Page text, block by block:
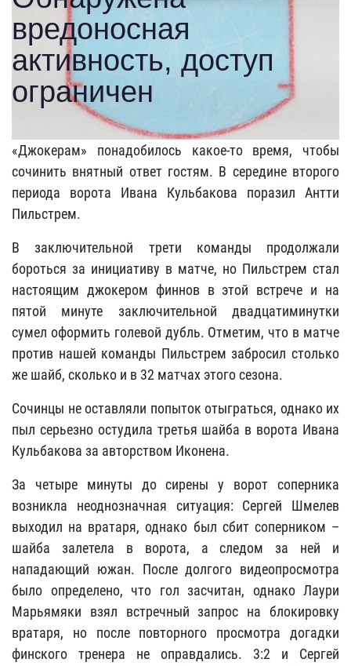
«Джокерам» понадобилось какое-то время, чтобы
сочинить внятный ответ гостям. В середине второго
периода ворота Ивана Кульбакова поразил Антти
Пильстрем.
В заключительной трети команды продолжали
бороться за инициативу в матче, но Пильстрем стал
настоящим джокером финнов в этой встрече и на
пятой минуте заключительной двадцатиминутки
сумел оформить голевой дубль. Отметим, что в матче
против нашей команды Пильстрем забросил столько
же шайб, сколько и в 32 матчах этого сезона.
Сочинцы не оставляли попыток отыграться, однако их
пыл серьезно остудила третья шайба в ворота Ивана
Кульбакова за авторством Иконена.
За четыре минуты до сирены у ворот соперника
возникла неоднозначная ситуация: Сергей Шмелев
выходил на вратаря, однако был сбит соперником –
шайба залетела в ворота, а следом за ней и
нападающий южан. После долгого видеопросмотра
было определено, что гол засчитан, однако Лаури
Марьямяки взял встречный запрос на блокировку
вратаря, но после повторного просмотра догадки
финского тренера не оправдались. 3:2 и Сергей